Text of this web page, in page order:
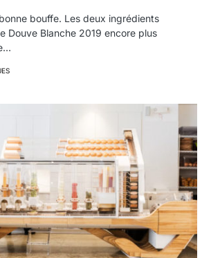
bouffe. Les deux ingrédients
Douve Blanche 2019 encore plus